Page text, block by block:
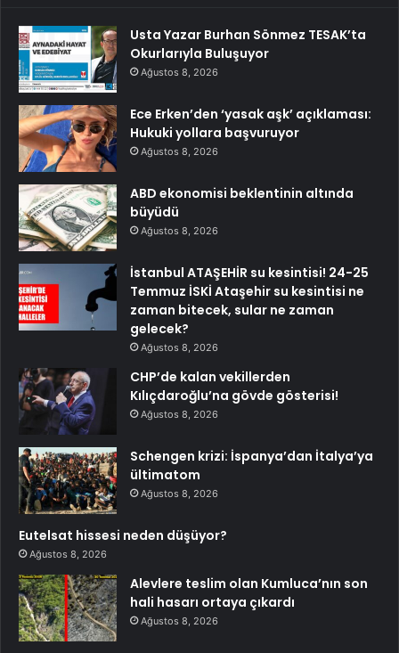
Usta Yazar Burhan Sönmez TESAK’ta
Okurlarıyla Buluşuyor
Ağustos 8, 2026
Ece Erken’den ‘yasak aşk’ açıklaması:
Hukuki yollara başvuruyor
Ağustos 8, 2026
ABD ekonomisi beklentinin altında
büyüdü
Ağustos 8, 2026
İstanbul ATAŞEHİR su kesintisi! 24-25
Temmuz İSKİ Ataşehir su kesintisi ne
zaman bitecek, sular ne zaman
gelecek?
Ağustos 8, 2026
CHP’de kalan vekillerden
Kılıçdaroğlu’na gövde gösterisi!
Ağustos 8, 2026
Schengen krizi: İspanya’dan İtalya’ya
ültimatom
Ağustos 8, 2026
Eutelsat hissesi neden düşüyor?
Ağustos 8, 2026
Alevlere teslim olan Kumluca’nın son
hali hasarı ortaya çıkardı
Ağustos 8, 2026